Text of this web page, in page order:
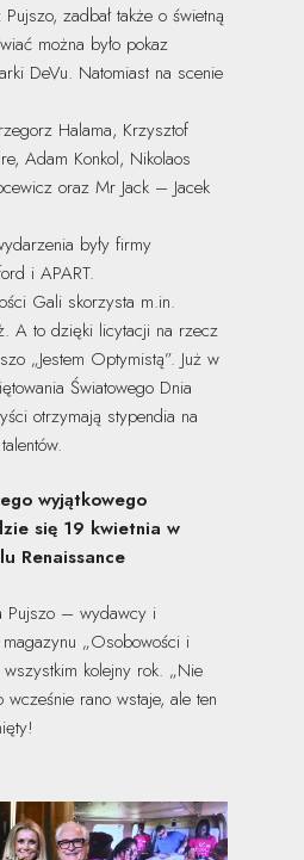
zadbał także o świetną
można było pokaz
DeVu. Natomiast na scenie
Halama, Krzysztof
Adam Konkol, Nikolaos
oraz Mr Jack – Jacek
były firmy
i APART.
Gali skorzysta m.in.
A to dzięki licytacji na rzecz
„Jestem Optymistą”. Już w
Światowego Dnia
otrzymają stypendia na
wyjątkowego
się 19 kwietnia w
Renaissance
Pujszo – wydawcy i
„Osobowości i
kolejny rok. „Nie
rano wstaje, ale ten